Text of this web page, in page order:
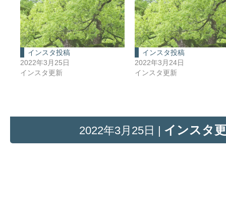
インスタ投稿
2022年3月25日
インスタ更新
インスタ投稿
2022年3月24日
インスタ更新
2022年3月25日 | インスタ